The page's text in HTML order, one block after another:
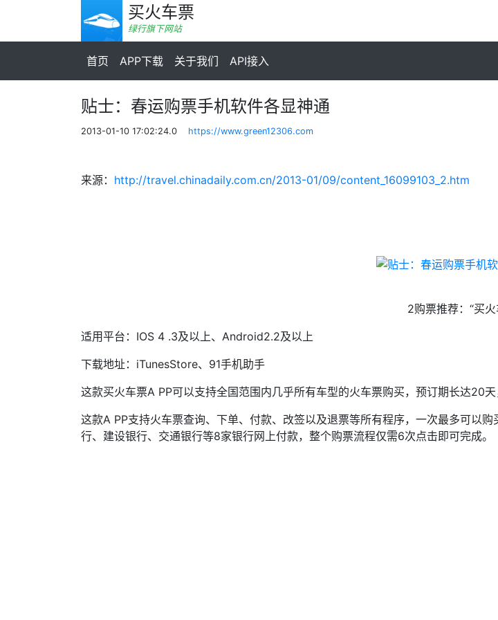
买火车票
绿行旗下网站
首页 APP下载 关于我们 API接入
贴士：春运购票手机软件各显神通
2013-01-10 17:02:24.0 https://www.green12306.com
来源： http://travel.chinadaily.com.cn/2013-01/09/content_16099103_2.htm
2购票推荐：“买火
适用平台：IOS 4 .3及以上、Android2.2及以上
下载地址：iTunesStore、91手机助手
这款买火车票A PP可以支持全国范围内几乎所有车型的火车票购买，预订期长达20
这款A PP支持火车票查询、下单、付款、改签以及退票等所有程序，一次最多可以
行、建设银行、交通银行等8家银行网上付款，整个购票流程仅需6次点击即可完成。